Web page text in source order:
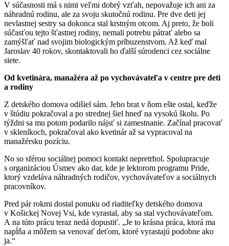
V súčasnosti má s nimi veľmi dobrý vzťah, nepovažuje ich ani za
náhradnú rodinu, ale za svoju skutočnú rodinu. Pre dve deti jej
nevlastnej sestry sa dokonca stal krstným otcom. Aj preto, že boli
súčasťou tejto šťastnej rodiny, nemali potrebu pátrať alebo sa
zamýšľať nad svojim biologickým príbuzenstvom. Až keď mal
Jaroslav 40 rokov, skontaktovali ho ďalší súrodenci cez sociálne
siete.
Od kvetinára, manažéra až po vychovávateľa v centre pre deti
a rodiny
Z detského domova odišiel sám. Jeho brat v ňom ešte ostal, keďže
v štúdiu pokračoval a po strednej šiel hneď na vysokú školu. Po
týždni sa mu potom podarilo nájsť si zamestnanie. Začínal pracovať
v skleníkoch, pokračoval ako kvetinár až sa vypracoval na
manažérsku pozíciu.
No so sférou sociálnej pomoci kontakt nepretrhol. Spolupracuje
s organizáciou Úsmev ako dar, kde je lektorom programu Pride,
ktorý vzdeláva náhradných rodičov, vychovávateľov a sociálnych
pracovníkov.
Pred pár rokmi dostal ponuku od riaditeľky detského domova
v Košickej Novej Vsi, kde vyrastal, aby sa stal vychovávateľom.
A na túto prácu teraz nedá dopustiť. „Je to krásna práca, ktorá ma
napĺňa a môžem sa venovať deťom, ktoré vyrastajú podobne ako
ja.“